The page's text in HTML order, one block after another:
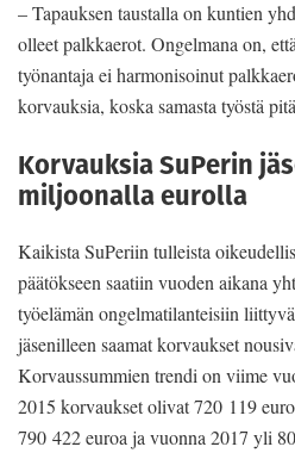
– Tapauksen taustalla on kuntien
olleet palkkaerot. Ongelmana on,
työnantaja ei harmonisoinut
korvauksia, koska samasta työstä
Korvauksia SuPerin
miljoonalla eurolla
Kaikista SuPeriin tulleista
päätökseen saatiin vuoden aikana
työelämän ongelmatilanteisiin
jäsenilleen saamat korvaukset
Korvaussummien trendi on viime
2015 korvaukset olivat 720 119
790 422 euroa ja vuonna 2017 yli